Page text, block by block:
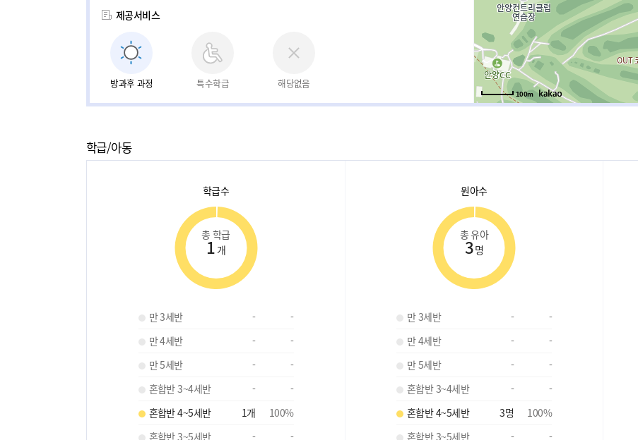
제공서비스
방과후 과정 특수학급 해당없음
100m
학급/아동
학급수
총 학급
1 개
만 3세반 -
-
만 4세반
-
-
만 5세반
-
-
혼합반 3~4세반
-
-
혼합반 4~5세반
1개 100%
혼합반 3~5세반
-
-
원아수
총 유아
3명
만 3세반 -
-
만 4세반
-
-
만 5세반
-
-
혼합반 3~4세반
-
-
혼합반 4~5세반
3명 100%
혼합반 3~5세반
-
-